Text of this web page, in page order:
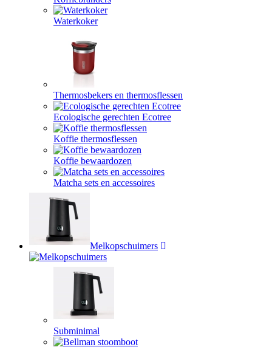
Waterkoker
Thermosbekers en thermosflessen
Ecologische gerechten Ecotree
Koffie thermosflessen
Koffie bewaardozen
Matcha sets en accessoires
Melkopschuimers
Subminimal